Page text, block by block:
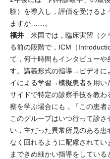
験）を導入し，評価を受けるよ
ますが……。
福井 米国では，臨床実習（ク
る前の段階で，ICM（
て，何十時間もインタビュー
す。講義形式の指導→ビデオ
イによる学習→模擬患者を用
サイドで特定の診察手技を教
察を学ぶ場合にも，「この患者
このグループはいつ行って診
い，主だった異常所見のある
なく回れるように配慮されてい
まできめ細かい指導をしてい